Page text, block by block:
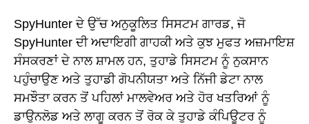
SpyHunter ਦੇ ਉੱਚ ਅਨੁਕੂਲਿਤ ਸਿਸਟਮ ਗਾਰਡ, ਜੋ
SpyHunter ਦੀ ਅਦਾਇਗੀ ਗਾਹਕੀ ਅਤੇ ਕੁਝ ਮੁਫਤ ਅਜ਼ਮਾਇਸ਼
ਸੰਸਕਰਣਾਂ ਦੇ ਨਾਲ ਸ਼ਾਮਲ ਹਨ, ਤੁਹਾਡੇ ਸਿਸਟਮ ਨੂੰ ਨੁਕਸਾਨ
ਪਹੁੰਚਾਉਣ ਅਤੇ ਤੁਹਾਡੀ ਗੋਪਨੀਯਤਾ ਅਤੇ ਨਿੱਜੀ ਡੇਟਾ ਨਾਲ
ਸਮਝੌਤਾ ਕਰਨ ਤੋਂ ਪਹਿਲਾਂ ਮਾਲਵੇਅਰ ਅਤੇ ਹੋਰ ਖਤਰਿਆਂ ਨੂੰ
ਡਾਉਨਲੋਡ ਅਤੇ ਲਾਗੂ ਕਰਨ ਤੋਂ ਰੋਕ ਕੇ ਤੁਹਾਡੇ ਕੰਪਿਊਟਰ ਨੂੰ